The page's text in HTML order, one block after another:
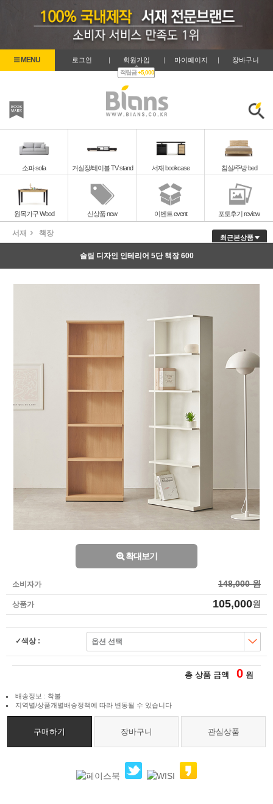
로그인 | 회원가입 |
적립금+5,000
마이페이지 | 장바구니
소파 sofa 거실장/테이블 TV stand 서재 bookcase 침실/주방 bed
원목가구 Wood 신상품 new 이벤트 event 포토후기 review
서재 책장 최근본상품
슬림 디자인 인테리어 5단 책장 600
확대보기
소비자가 148,000 원
상품가 105,000원
색상 :
총 상품 금액 0 원
배송정보 : 착불
지역별/상품개별배송정책에 따라 변동될 수 있습니다
구매하기 장바구니 관심상품